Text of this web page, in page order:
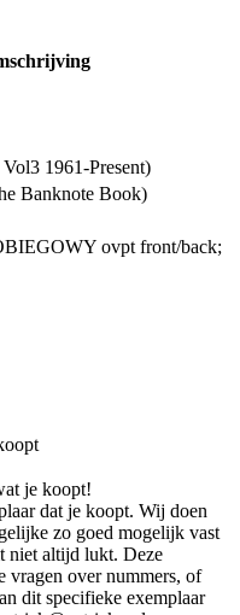
1961-Present)
Banknote Book)
ovpt front/back;
je koopt!
dat je koopt. Wij doen
zo goed mogelijk vast
niet altijd lukt. Deze
vragen over nummers, of
dit specifieke exemplaar